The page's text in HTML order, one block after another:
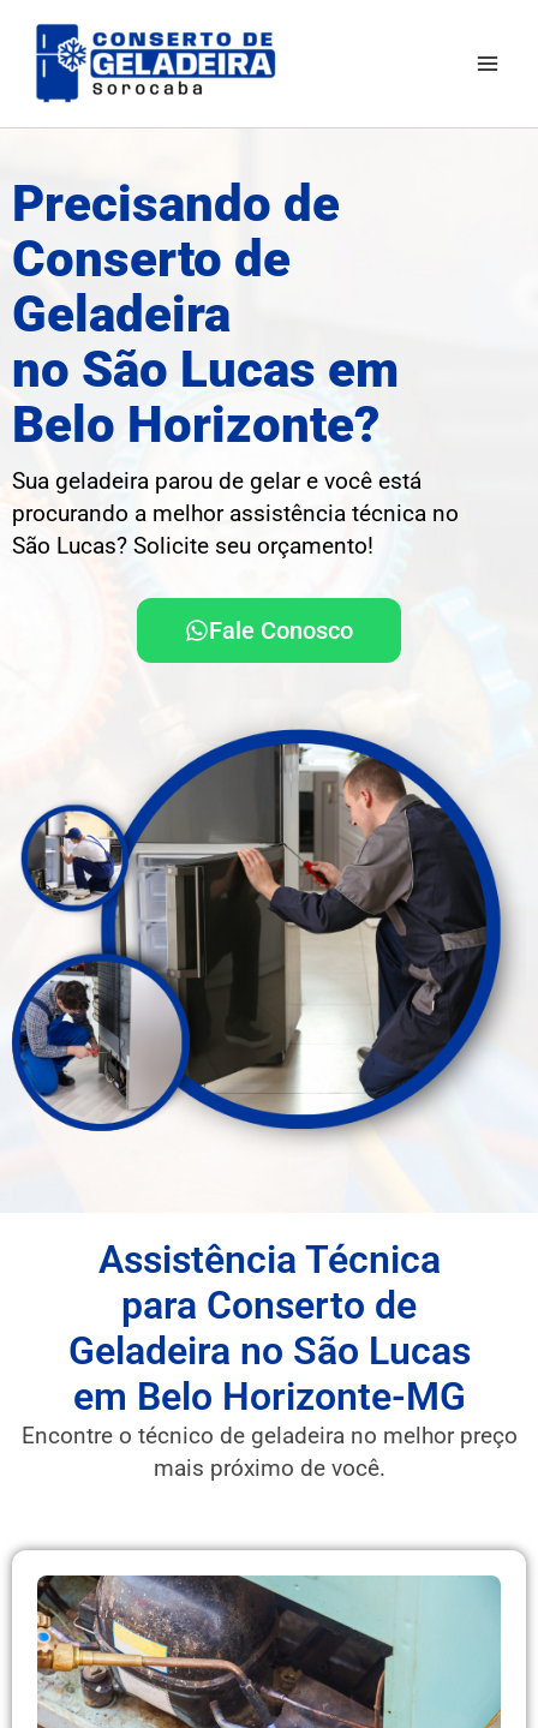
para
Precisando de
Conserto de
Geladeira
no São Lucas em
Belo Horizonte?
Sua geladeira parou de gelar e você está
procurando a melhor assistência técnica no
São Lucas? Solicite seu orçamento!
Fale Conosco
Assistência Técnica
para Conserto de
Geladeira no São Lucas
em Belo Horizonte-MG
Encontre o técnico de geladeira no melhor preço
mais próximo de você.